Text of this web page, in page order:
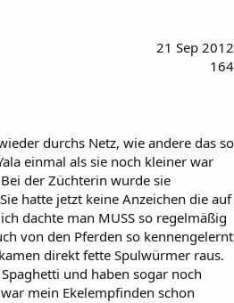
21 Sep 2012
164
durchs Netz, wie andere das so
einmal als sie noch kleiner war
der Züchterin wurde sie
hatte jetzt keine Anzeichen die auf
dachte man MUSS so regelmäßig
von den Pferden so kennengelernt
direkt fette Spulwürmer raus.
und haben sogar noch
mein Ekelempfinden schon